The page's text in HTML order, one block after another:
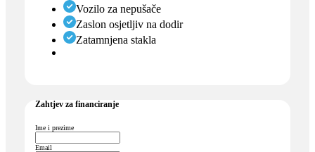
Vozilo za nepušače
Zaslon osjetljiv na dodir
Zatamnjena stakla
Zahtjev za financiranje
Ime i prezime
Email